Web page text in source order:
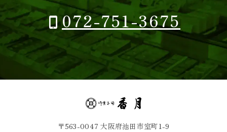
072-751-3675
〒563-0047 大阪府池田市室町1-9